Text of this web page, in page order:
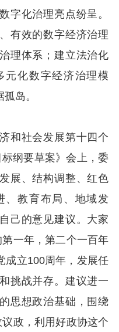
字化治理亮点纷呈。
有效的数字经济治理
理体系；建立法治化
元化数字经济治理模
岛。
社会发展第十四个
纲要草案》会上，委
展、结构调整、红色
、教育布局、地域发
己的意见建议。大家
第一年，第二个一百年
成立100周年，发展任
挑战并存。建议进一
思想政治基础，围绕
政，利用好政协这个